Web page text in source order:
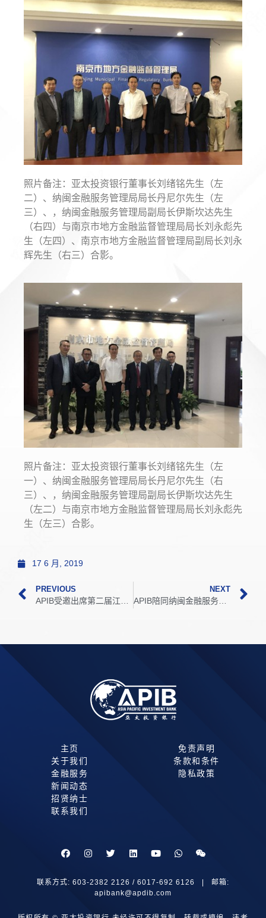
照片备注：亚太投资银行董事长刘绪铭先生（左
二）、纳闽金融服务管理局局长丹尼尔先生（左
三）、，纳闽金融服务管理局副局长伊斯坎达先生
（右四）与南京市地方金融监督管理局局长刘永彪先
生（左四）、南京市地方金融监督管理局副局长刘永
辉先生（右三）合影。
照片备注：亚太投资银行董事长刘绪铭先生（左
一）、纳闽金融服务管理局局长丹尼尔先生（右
三）、，纳闽金融服务管理局副局长伊斯坎达先生
（左二）与南京市地方金融监督管理局局长刘永彪先
生（左三）合影。
17 6 月, 2019
PREVIOUS NEXT
APIB陪同纳闽金融服务管理局拜访南京市紫金集团
主页
关于我们
金融服务
新闻动态
招贤纳士
联系我们
免责声明
条款和条件
隐私政策
联系方式: 603-2382 2126 / 6017-692 6126 | 邮箱:
apibank@apdib.com